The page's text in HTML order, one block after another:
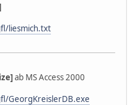
liesmich.txt
ab MS Access 2000
GeorgKreislerDB.exe